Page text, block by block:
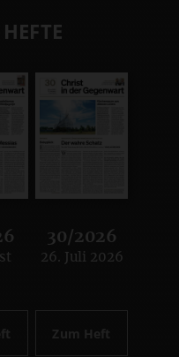
30/2026
:
26. Juli 2026
Zum Heft